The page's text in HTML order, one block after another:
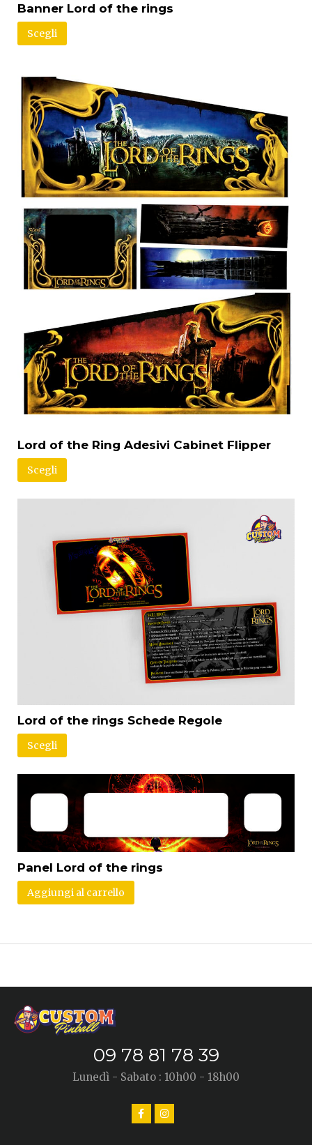
Banner Lord of the rings
Scegli
Lord of the Ring Adesivi Cabinet Flipper
Scegli
Lord of the rings Schede Regole
Scegli
Panel Lord of the rings
Aggiungi al carrello
09 78 81 78 39
Lunedì - Sabato : 10h00 - 18h00